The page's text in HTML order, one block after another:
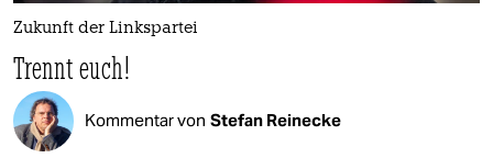
Zukunft der Linkspartei
Trennt euch!
Kommentar von Stefan Reinecke